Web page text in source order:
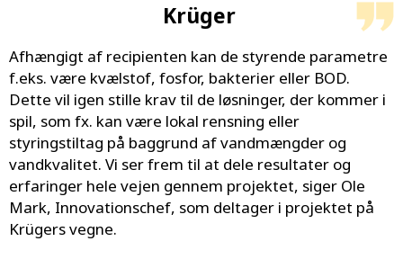
Krüger
Afhængigt af recipienten kan de styrende parametre
f.eks. være kvælstof, fosfor, bakterier eller BOD.
Dette vil igen stille krav til de løsninger, der kommer i
spil, som fx. kan være lokal rensning eller
styringstiltag på baggrund af vandmængder og
vandkvalitet. Vi ser frem til at dele resultater og
erfaringer hele vejen gennem projektet, siger Ole
Mark, Innovationschef, som deltager i projektet på
Krügers vegne.